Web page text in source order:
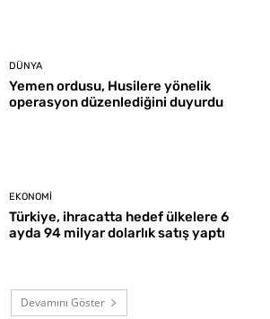
DÜNYA
Yemen ordusu, Husilere yönelik
operasyon düzenlediğini duyurdu
EKONOMI
Türkiye, ihracatta hedef ülkelere 6
ayda 94 milyar dolarlık satış yaptı
Devamını Göster